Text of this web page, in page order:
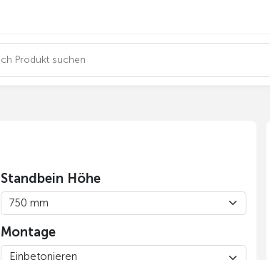
Standbein Höhe
Montage